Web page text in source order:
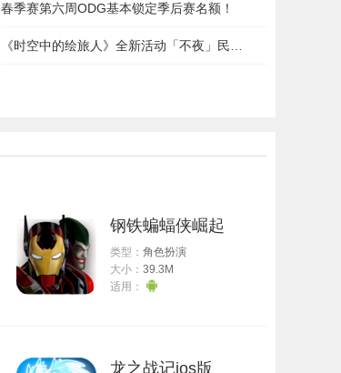
春季赛第六周ODG基本锁定季后赛名额！
钢铁蝙蝠侠崛起
类型： 角色扮演
大小： 39.3M
适用：
龙之战记ios版